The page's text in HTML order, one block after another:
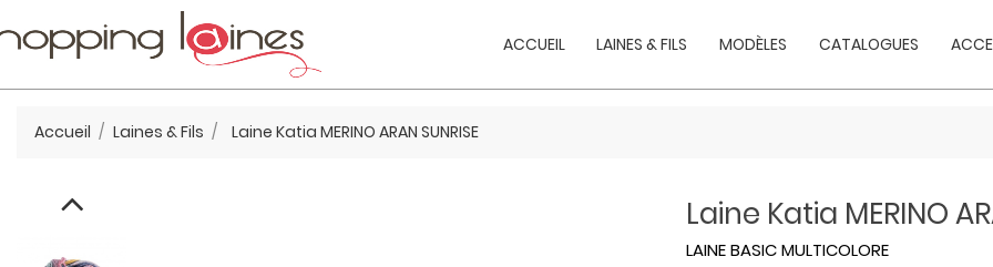
ACCUEIL LAINES & FILS MODÈLES CATALOGUES
Accueil Laines & Fils Laine Katia MERINO ARAN SUNRISE
Laine Katia MERINO
LAINE BASIC MULTICOLORE